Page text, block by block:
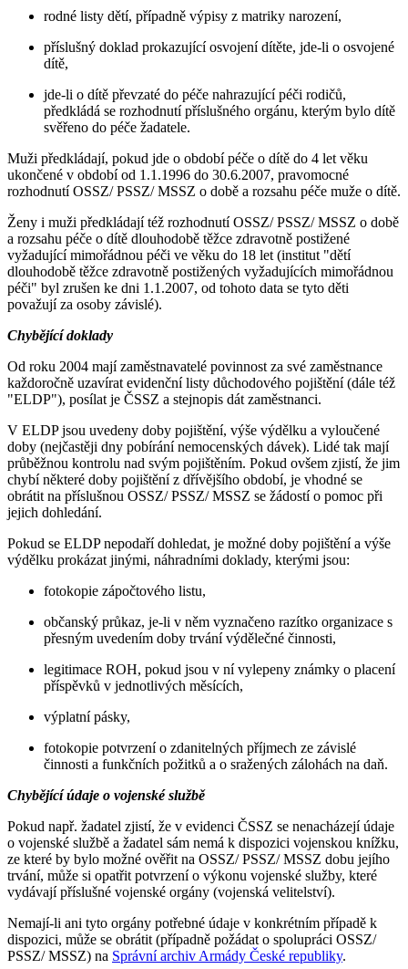
rodné listy dětí, případně výpisy z matriky narození,
příslušný doklad prokazující osvojení dítěte, jde-li o osvojené
dítě,
jde-li o dítě převzaté do péče nahrazující péči rodičů,
předkládá se rozhodnutí příslušného orgánu, kterým bylo dítě
svěřeno do péče žadatele.
Muži předkládají, pokud jde o období péče o dítě do 4 let věku
ukončené v období od 1.1.1996 do 30.6.2007, pravomocné
rozhodnutí OSSZ/ PSSZ/ MSSZ o době a rozsahu péče muže o dítě.
Ženy i muži předkládají též rozhodnutí OSSZ/ PSSZ/ MSSZ o době
a rozsahu péče o dítě dlouhodobě těžce zdravotně postižené
vyžadující mimořádnou péči ve věku do 18 let (institut "dětí
dlouhodobě těžce zdravotně postižených vyžadujících mimořádnou
péči" byl zrušen ke dni 1.1.2007, od tohoto data se tyto děti
považují za osoby závislé).
Chybějící doklady
Od roku 2004 mají zaměstnavatelé povinnost za své zaměstnance
každoročně uzavírat evidenční listy důchodového pojištění (dále též
"ELDP"), posílat je ČSSZ a stejnopis dát zaměstnanci.
V ELDP jsou uvedeny doby pojištění, výše výdělku a vyloučené
doby (nejčastěji dny pobírání nemocenských dávek). Lidé tak mají
průběžnou kontrolu nad svým pojištěním. Pokud ovšem zjistí, že jim
chybí některé doby pojištění z dřívějšího období, je vhodné se
obrátit na příslušnou OSSZ/ PSSZ/ MSSZ se žádostí o pomoc při
jejich dohledání.
Pokud se ELDP nepodaří dohledat, je možné doby pojištění a výše
výdělku prokázat jinými, náhradními doklady, kterými jsou:
fotokopie zápočtového listu,
občanský průkaz, je-li v něm vyznačeno razítko organizace s
přesným uvedením doby trvání výdělečné činnosti,
legitimace ROH, pokud jsou v ní vylepeny známky o placení
příspěvků v jednotlivých měsících,
výplatní pásky,
fotokopie potvrzení o zdanitelných příjmech ze závislé
činnosti a funkčních požitků a o sražených zálohách na daň.
Chybějící údaje o vojenské službě
Pokud např. žadatel zjistí, že v evidenci ČSSZ se nenacházejí údaje
o vojenské službě a žadatel sám nemá k dispozici vojenskou knížku,
ze které by bylo možné ověřit na OSSZ/ PSSZ/ MSSZ dobu jejího
trvání, může si opatřit potvrzení o výkonu vojenské služby, které
vydávají příslušné vojenské orgány (vojenská velitelství).
Nemají-li ani tyto orgány potřebné údaje v konkrétním případě k
dispozici, může se obrátit (případně požádat o spolupráci OSSZ/
PSSZ/ MSSZ) na Správní archiv Armády České republiky.